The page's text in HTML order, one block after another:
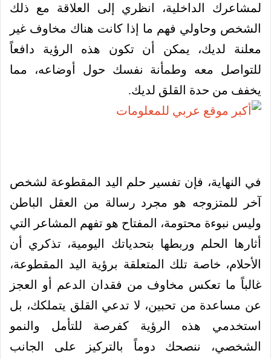
لمشاعرك الداخلية، انظري إلى العلاقة مع ذلك
الشخص وحاولي فهم ما إذا كانت هناك مخاوف غير
معلنة لديك، يمكن أن تكون هذه الرؤية دافعاً
للتواصل معه وطمأنة نفسك حول أوضاعه، مما
يخفف من حدة القلق لديك.
في النهاية، فإن تفسير حلم اليد المقطوعة لشخص
آخر للمتزوجه هو مجرد رسالة من العقل الباطن
وليس نبوءة محتومة، المفتاح هو تفهم المشاعر التي
أثارها الحلم وربطها بتحدياتك اليومية، تذكري أن
الأحلام، خاصة تلك المتعلقة برؤية اليد المقطوعة،
غالباً ما تعكس مخاوف من فقدان الدعم أو العجز
عن مساعدة من تحبين، لا تدعي القلق يتملكك، بل
استخدمي هذه الرؤية كفرصة للتأمل والنمو
الشخصي، ننصحك دوماً بالتركيز على الجانب